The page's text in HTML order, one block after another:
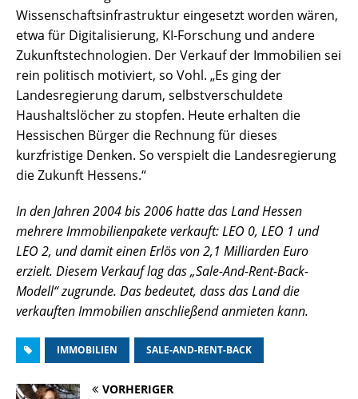
Wissenschaftsinfrastruktur eingesetzt worden wären,
etwa für Digitalisierung, KI-Forschung und andere
Zukunftstechnologien. Der Verkauf der Immobilien sei
rein politisch motiviert, so Vohl. „Es ging der
Landesregierung darum, selbstverschuldete
Haushaltslöcher zu stopfen. Heute erhalten die
Hessischen Bürger die Rechnung für dieses
kurzfristige Denken. So verspielt die Landesregierung
die Zukunft Hessens.“
In den Jahren 2004 bis 2006 hatte das Land Hessen
mehrere Immobilienpakete verkauft: LEO 0, LEO 1 und
LEO 2, und damit einen Erlös von 2,1 Milliarden Euro
erzielt. Diesem Verkauf lag das „Sale-And-Rent-Back-
Modell“ zugrunde. Das bedeutet, dass das Land die
verkauften Immobilien anschließend anmieten kann.
IMMOBILIEN SALE-AND-RENT-BACK
VORHERIGER